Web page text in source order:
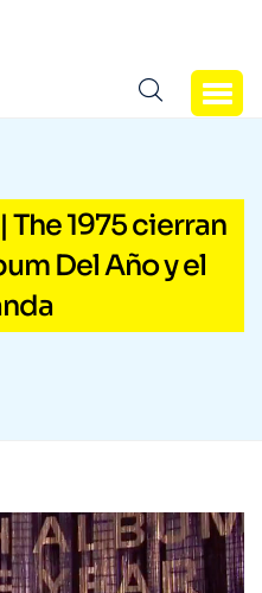
The 1975 cierran
Del Año y el